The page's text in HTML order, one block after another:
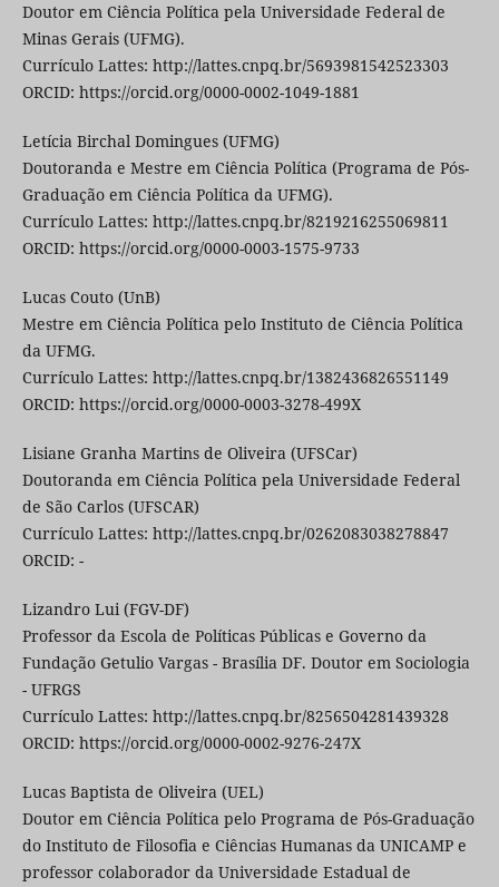
Doutor em Ciência Política pela Universidade Federal de
Minas Gerais (UFMG).
Currículo Lattes: http://lattes.cnpq.br/5693981542523303
ORCID: https://orcid.org/0000-0002-1049-1881
Letícia Birchal Domingues (UFMG)
Doutoranda e Mestre em Ciência Política (Programa de Pós-
Graduação em Ciência Política da UFMG).
Currículo Lattes: http://lattes.cnpq.br/8219216255069811
ORCID: https://orcid.org/0000-0003-1575-9733
Lucas Couto (UnB)
Mestre em Ciência Política pelo Instituto de Ciência Política
da UFMG.
Currículo Lattes: http://lattes.cnpq.br/1382436826551149
ORCID: https://orcid.org/0000-0003-3278-499X
Lisiane Granha Martins de Oliveira (UFSCar)
Doutoranda em Ciência Política pela Universidade Federal
de São Carlos (UFSCAR)
Currículo Lattes: http://lattes.cnpq.br/0262083038278847
ORCID: -
Lizandro Lui (FGV-DF)
Professor da Escola de Políticas Públicas e Governo da
Fundação Getulio Vargas - Brasília DF. Doutor em Sociologia
- UFRGS
Currículo Lattes: http://lattes.cnpq.br/8256504281439328
ORCID: https://orcid.org/0000-0002-9276-247X
Lucas Baptista de Oliveira (UEL)
Doutor em Ciência Política pelo Programa de Pós-Graduação
do Instituto de Filosofia e Ciências Humanas da UNICAMP e
professor colaborador da Universidade Estadual de